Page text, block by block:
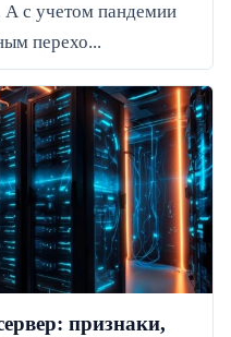
А с учетом пандемии
перехо...
признаки,